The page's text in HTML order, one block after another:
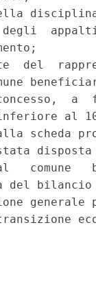
degli
del
a
al
scheda
comune
del